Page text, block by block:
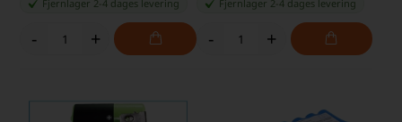
Fjernlager 2-4 dages levering
- +
Fjernlager 2-4 dages levering
- +